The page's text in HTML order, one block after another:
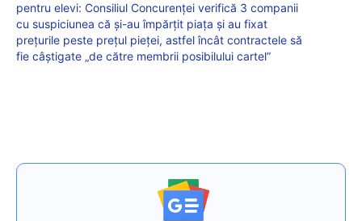
pentru elevi: Consiliul Concurenţei verifică 3 companii
cu suspiciunea că și-au împărţit piața şi au fixat
preţurile peste prețul pieței, astfel încât contractele să
fie câştigate „de către membrii posibilului cartel”